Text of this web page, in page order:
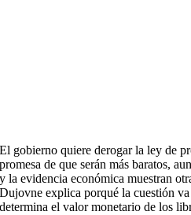
El gobierno quiere derogar la ley de
promesa de que serán más baratos,
y la evidencia económica muestran
Dujovne explica porqué la cuestión
determina el valor monetario de los